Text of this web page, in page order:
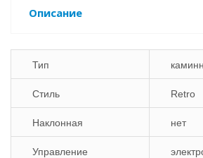
Описание
Тип
Стиль Retro
Наклонная нет
Управление